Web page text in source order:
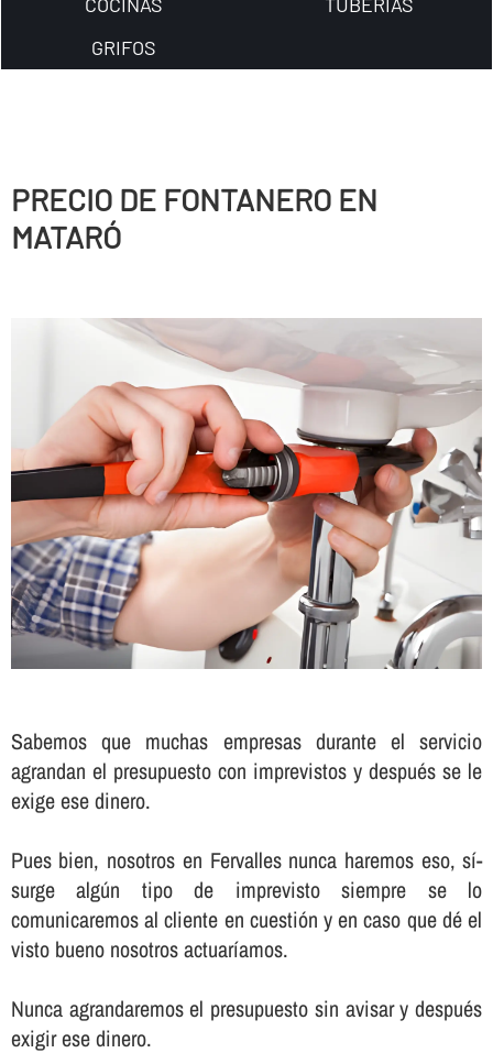
GRIFOS
PRECIO DE FONTANERO EN
MATARÓ
Sabemos que muchas empresas durante el servicio
agrandan el presupuesto con imprevistos y después se le
exige ese dinero.
Pues bien, nosotros en Fervalles nunca haremos eso, sí­
surge algún tipo de imprevisto siempre se lo
comunicaremos al cliente en cuestión y en caso que dé el
visto bueno nosotros actuarí­amos.
Nunca agrandaremos el presupuesto sin avisar y después
exigir ese dinero.